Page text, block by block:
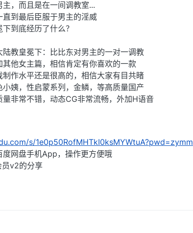
，而且是在一间调教室...
直到最后臣服于男主的淫威
到底经历了什么？
教皇冕下：比比东对男主的一对一调教
他女主篇，相信肯定有你喜欢的一款
作水平还是很高的，相信大家有目共睹
姨，性启蒙系列，金鳞，等高质量国产
非常不错，动态CG非常流畅，外加H语音
s/1e0p50RofMHTkI0ksMYWtuA?pwd=zymm
度网盘手机App，操作更方便哦
v2的分享